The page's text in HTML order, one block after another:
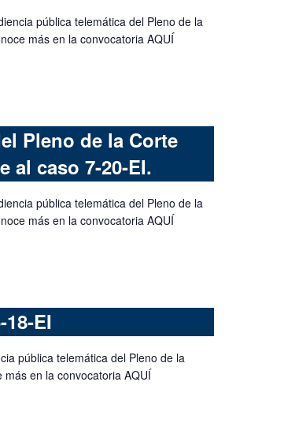
pública telemática del Pleno de la
más en la convocatoria AQUÍ
Pleno de la Corte
al caso 7-20-EI.
pública telemática del Pleno de la
más en la convocatoria AQUÍ
EI
pública telemática del Pleno de la
en la convocatoria AQUÍ